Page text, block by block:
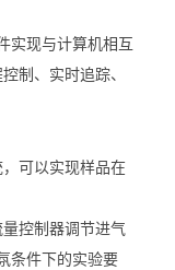
实现与计算机相互
制、实时追踪、
可以实现样品在
控制器调节进气
条件下的实验要